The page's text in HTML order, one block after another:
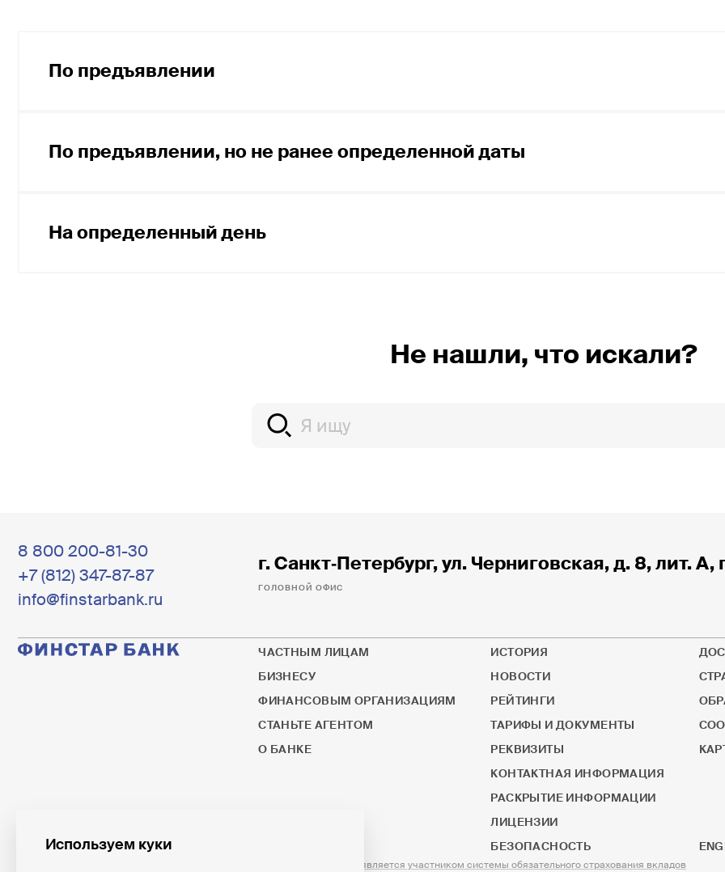
По предъявлении
должен быть предъявлен к платежу в течение года с даты, следующей за днем его
По предъявлении, но не ранее определенной даты
что вексель должен быть предъявлен к платежу в течение года с даты, ранее которой
На определенный день
Не нашли, что искали?
8 800 200-81-30
+7 (812) 347-87-87
info@finstarbank.ru
г. Санкт‐Петербург, ул. Черниговская, д. 8, лит. А,
ГОЛОВНОЙ ОФИС
ЧАСТНЫМ ЛИЦАМ
БИЗНЕСУ
ФИНАНСОВЫМ ОРГАНИЗАЦИЯМ
СТАНЬТЕ АГЕНТОМ
О БАНКЕ
ИСТОРИЯ
НОВОСТИ
РЕЙТИНГИ
ТАРИФЫ И ДОКУМЕНТЫ
РЕКВИЗИТЫ
КОНТАКТНАЯ ИНФОРМАЦИЯ
РАСКРЫТИЕ ИНФОРМАЦИИ
ЛИЦЕНЗИИ
БЕЗОПАСНОСТЬ
ПАО ФИНСТАР БАНК является участником системы обязательного страхования вкладов
Используем куки